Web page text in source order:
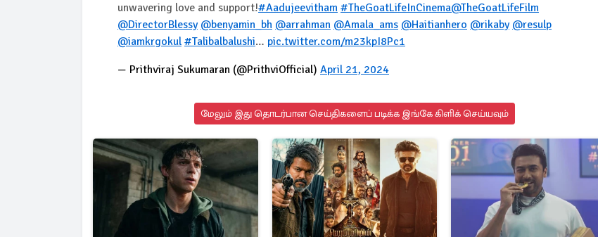
unwavering love and support!#Aadujeevitham #TheGoatLifeInCinema@TheGoatLifeFilm
@DirectorBlessy @benyamin_bh @arrahman @Amala_ams @Haitianhero @rikaby @resulp
@iamkrgokul #Talibalbalushi… pic.twitter.com/m23kpI8Pc1
— Prithviraj Sukumaran (@PrithviOfficial) April 21, 2024
மேலும் இது தொடர்பான செய்திகளைப் படிக்க இங்கே கிளிக் செய்யவும்